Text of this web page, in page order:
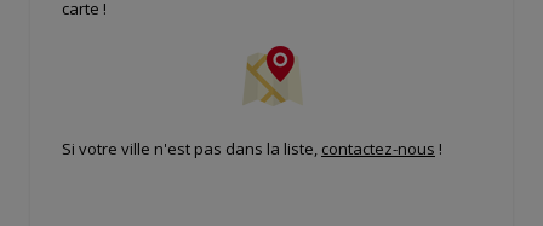
carte !
Si votre ville n'est pas dans la liste, contactez-nous !